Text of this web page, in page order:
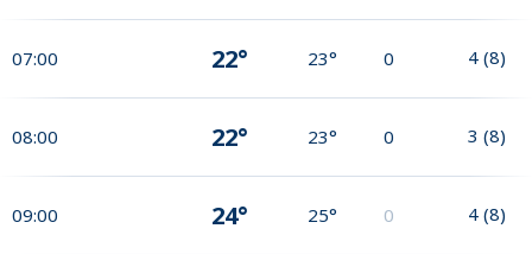
07:00 22° 23° 0 4 (8)
08:00 22° 23° 0 3 (8)
09:00 24° 25° 0 4 (8)